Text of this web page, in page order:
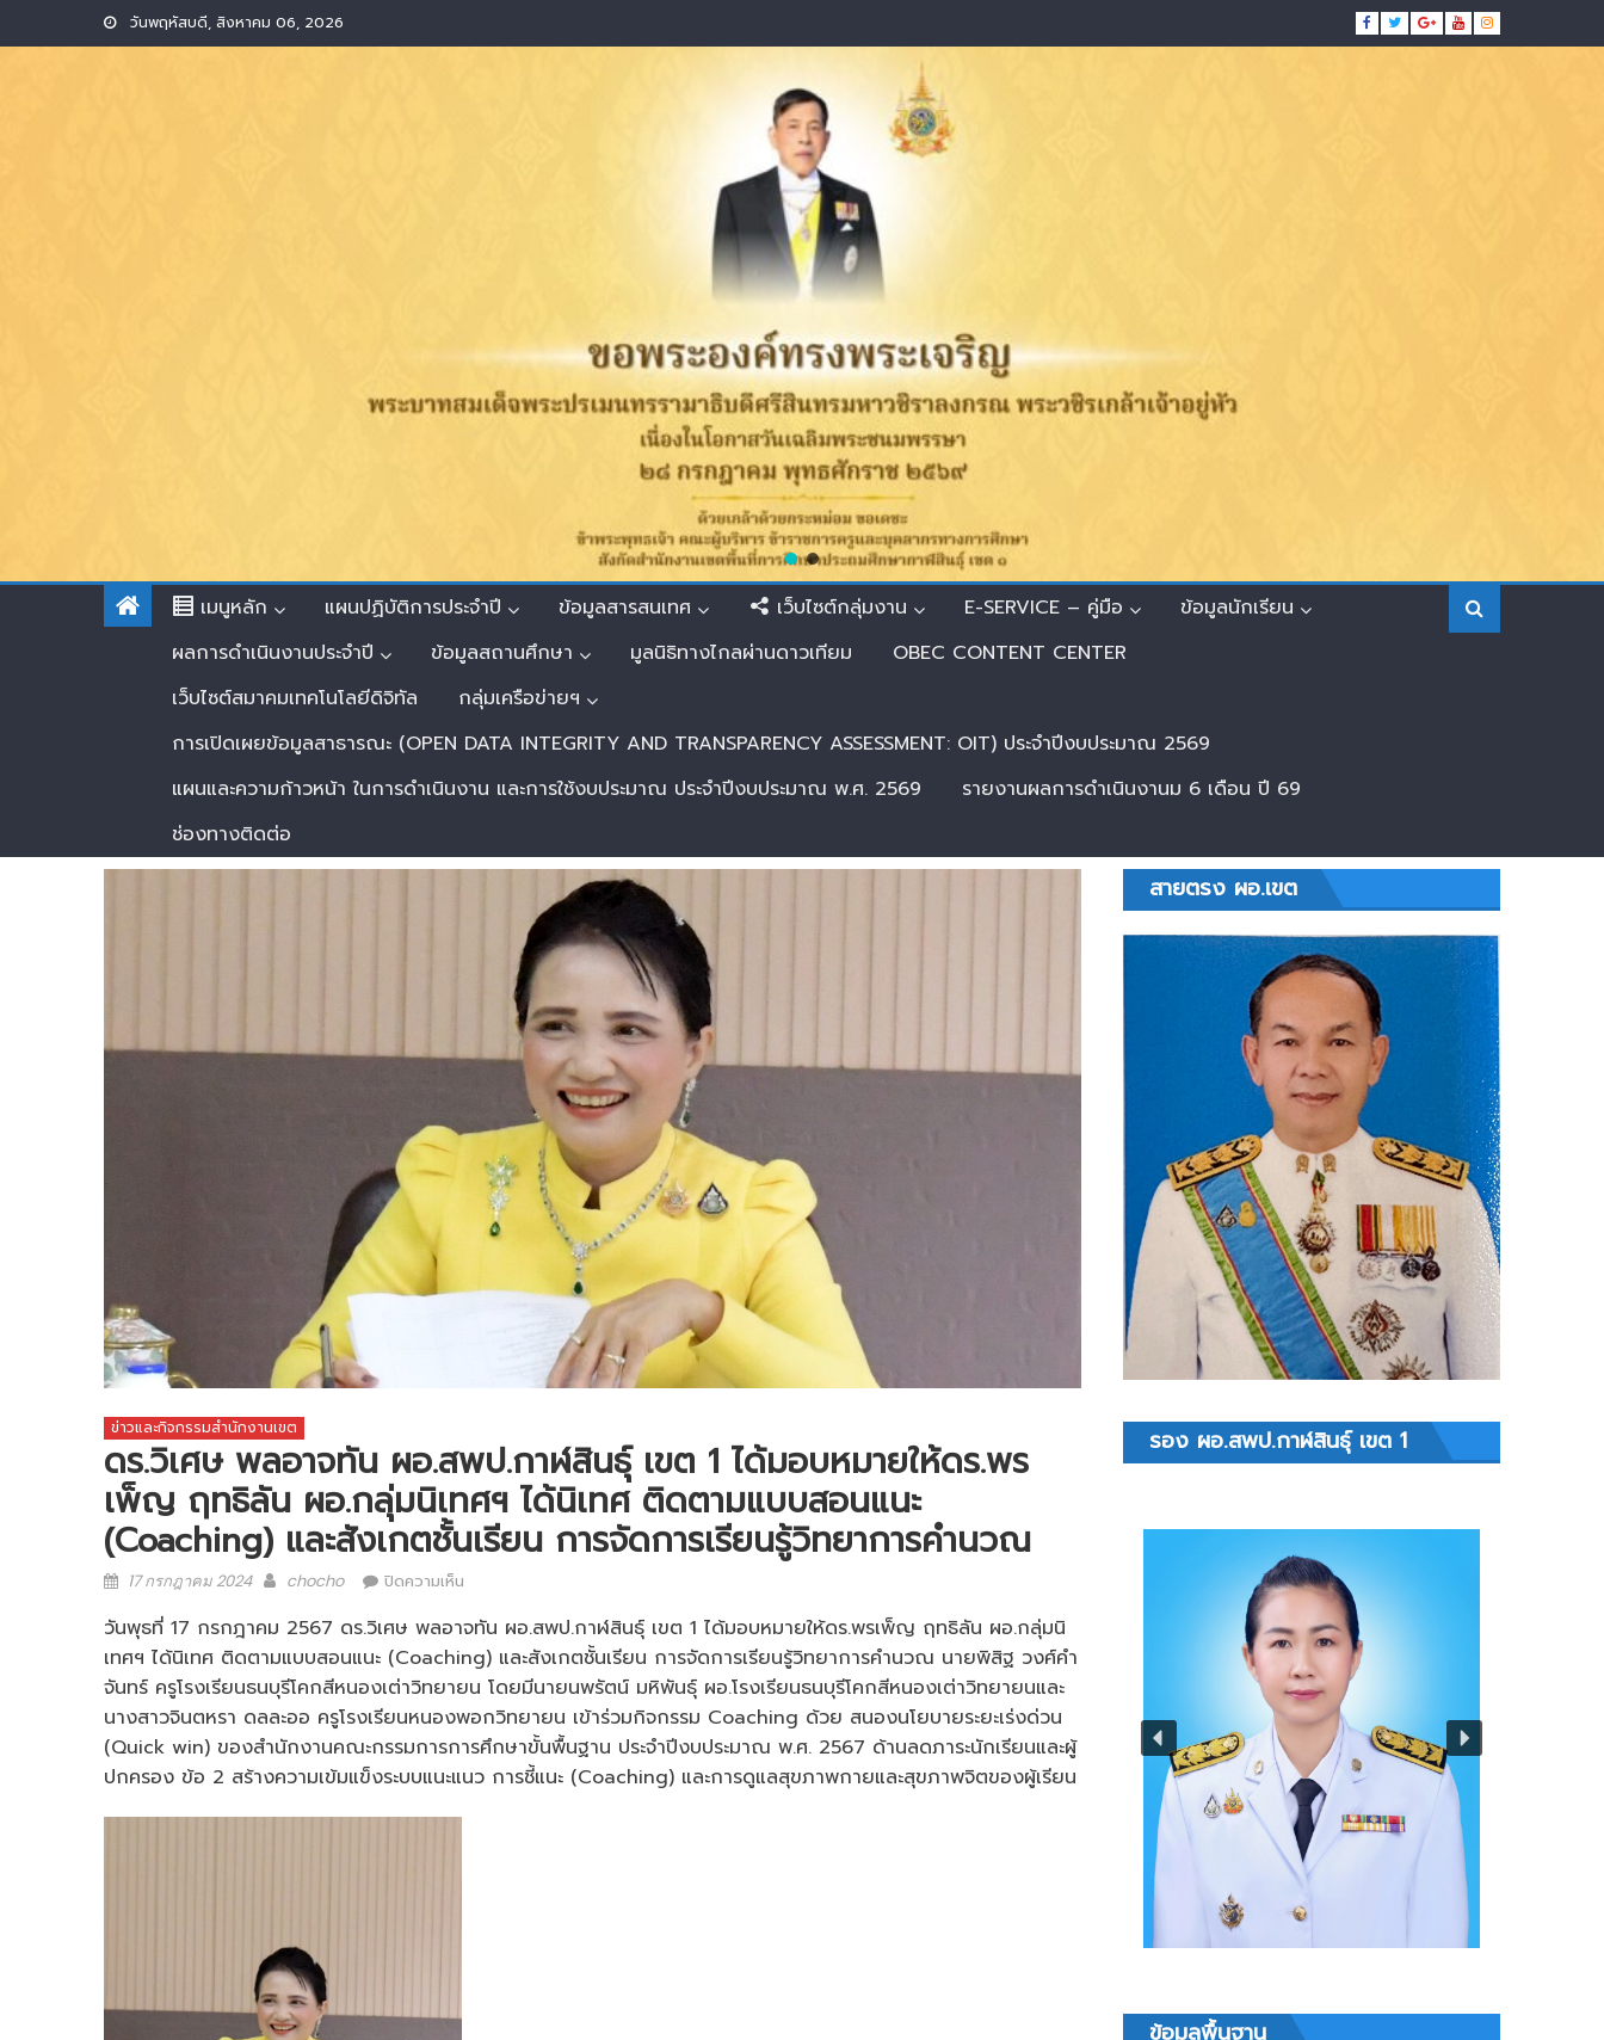
to
วันพฤหัสบดี, สิงหาคม 06, 2026
เมนูหลัก แผนปฏิบัติการประจำปี ข้อมูลสารสนเทศ เว็บไซต์กลุ่มงาน E-SERVICE – คู่มือ
ข้อมูลนักเรียน
ผลการดำเนินงานประจำปี
ข้อมูลสถานศึกษา มูลนิธิทางไกลผ่านดาวเทียม
OBEC CONTENT CENTER
เว็บไซต์สมาคมเทคโนโลยีดิจิทัล
กลุ่มเครือข่ายฯ
การเปิดเผยข้อมูลสาธารณะ (OPEN DATA INTEGRITY AND TRANSPARENCY ASSESSMENT: OIT) ประจำปีงบประมาณ 2569
แผนและความก้าวหน้า ในการดำเนินงาน และการใช้งบประมาณ ประจำปีงบประมาณ พ.ศ. 2569
รายงานผลการดำเนินงานม 6 เดือน ปี 69
ช่องทางติดต่อ
ข่าวและกิจกรรมสำนักงานเขต
ดร.วิเศษ พลอาจทัน ผอ.สพป.กาฬสินธุ์ เขต 1 ได้มอบหมายให้ดร.พร
เพ็ญ ฤทธิลัน ผอ.กลุ่มนิเทศฯ ได้นิเทศ ติดตามแบบสอนแนะ
(Coaching) และสังเกตชั้นเรียน การจัดการเรียนรู้วิทยาการคำนวณ
Posted
17 กรกฎาคม 2024 Author
chocho ปิดความเห็น
พล
อาจ
ทัน
ผอ.สพป.กาฬสินธุ์
เขต
1
มอบ
วันพุธที่ 17 กรกฎาคม 2567 ดร.วิเศษ พลอาจทัน ผอ.สพป.กาฬสินธุ์ เขต 1 ได้มอบหมายให้ดร.พรเพ็ญ ฤทธิลัน ผอ.กลุ่มนิ
เทศฯ ได้นิเทศ ติดตามแบบสอนแนะ (Coaching) และสังเกตชั้นเรียน การจัดการเรียนรู้วิทยาการคำนวณ นายพิสิฐ วงศ์คำ
จันทร์ ครูโรงเรียนธนบุรีโคกสีหนองเต่าวิทยายน โดยมีนายนพรัตน์ มหิพันธุ์ ผอ.โรงเรียนธนบุรีโคกสีหนองเต่าวิทยายนและ
นางสาวจินตหรา ดลละออ ครูโรงเรียนหนองพอกวิทยายน เข้าร่วมกิจกรรม Coaching ด้วย สนองนโยบายระยะเร่งด่วน
(Quick win) ของสำนักงานคณะกรรมการการศึกษาขั้นพื้นฐาน ประจำปีงบประมาณ พ.ศ. 2567 ด้านลดภาระนักเรียนและผู้
ปกครอง ข้อ 2 สร้างความเข้มแข็งระบบแนะแนว การชี้แนะ (Coaching) และการดูแลสุขภาพกายและสุขภาพจิตของผู้เรียน
สายตรง ผอ.เขต
รอง ผอ.สพป.กาฬสินธุ์ เขต 1
ข้อมูลพื้นฐาน